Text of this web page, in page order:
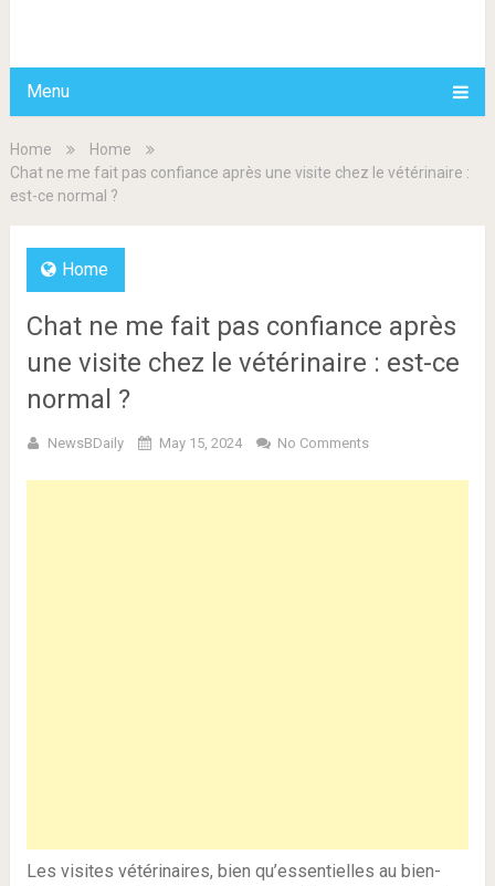
Menu
Home
Home
Chat ne me fait pas confiance après une visite chez le vétérinaire :
est-ce normal ?
Home
Chat ne me fait pas confiance après
une visite chez le vétérinaire : est-ce
normal ?
NewsBDaily May 15, 2024 No Comments
Les visites vétérinaires, bien qu’essentielles au bien-